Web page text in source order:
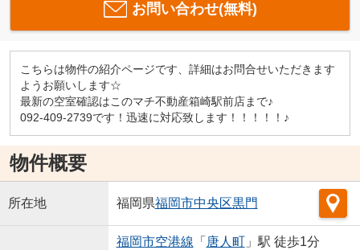
お問い合わせ(無料)
こちらは物件の紹介ページです、詳細はお問合せいただきます
ようお願いします☆
最新の空室確認はこのマチ不動産箱崎駅前店まで♪
092-409-2739です！迅速に対応致します！！！！！♪
物件概要
所在地 福岡県福岡市中央区黒門
福岡市空港線 「 唐人町」駅 徒歩1分